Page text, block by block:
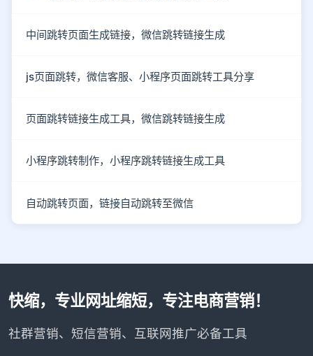
中间跳转页面生成链接，微信跳转链接生成
js页面跳转，微信客服、小程序页面跳转工具分享
页面跳转链接生成工具，微信跳转链接生成
小程序跳转制作，小程序跳转链接生成工具
自动跳转页面，链接自动跳转至微信
快缩，专业网址缩短，专注电商营销！
社群营销、短信营销、互联网推广必备工具